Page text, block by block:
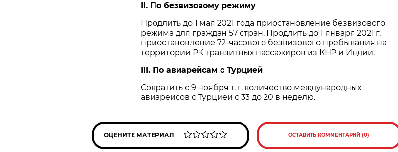
II. По безвизовому режиму
Продлить до 1 мая 2021 года приостановление безвизового
режима для граждан 57 стран. Продлить до 1 января 2021 г.
приостановление 72-часового безвизового пребывания на
территории РК транзитных пассажиров из КНР и Индии.
III. По авиарейсам с Турцией
Сократить с 9 ноября т. г. количество международных
авиарейсов с Турцией с 33 до 20 в неделю.
ОЦЕНИТЕ МАТЕРИАЛ ОСТАВИТЬ КОММЕНТАРИЙ (0)